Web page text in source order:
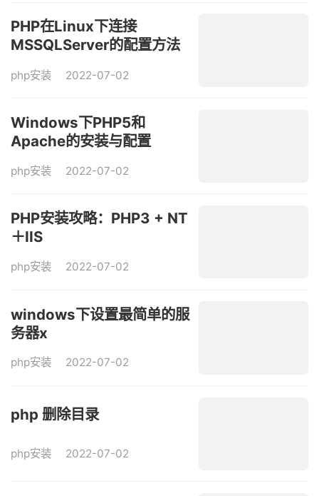
PHP在Linux下连接
MSSQLServer的配置方法
php安装 2022-07-02
Windows下PHP5和
Apache的安装与配置
php安装 2022-07-02
PHP安装攻略：PHP3 + NT
＋IIS
php安装 2022-07-02
windows下设置最简单的服
务器x
php安装 2022-07-02
php 删除目录
php安装 2022-07-02